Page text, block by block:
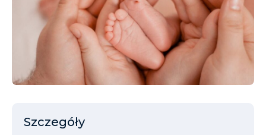
Szczegóły